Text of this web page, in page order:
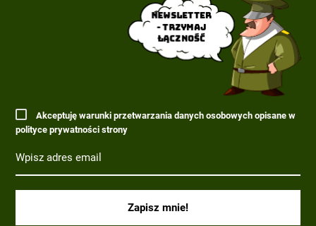
Akceptuję warunki przetwarzania danych osobowych opisane w
polityce prywatności strony
Newsletter
- trzymaj
łączność